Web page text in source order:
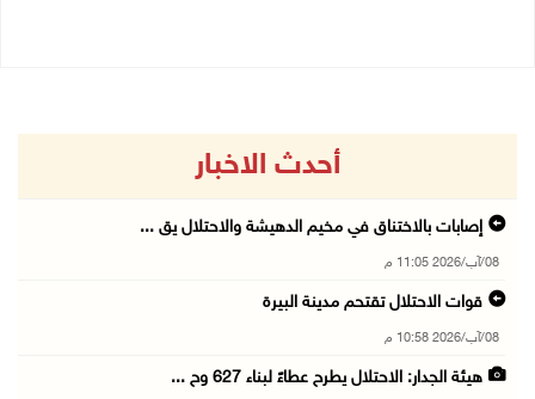
أحدث الاخبار
إصابات بالاختناق في مخيم الدهيشة والاحتلال يق ...
08/آب/2026 11:05 م
قوات الاحتلال تقتحم مدينة البيرة
08/آب/2026 10:58 م
هيئة الجدار: الاحتلال يطرح عطاءً لبناء 627 وح ...